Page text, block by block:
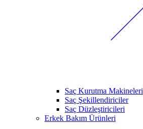
Saç Kurutma Makineleri
Saç Şekillendiriciler
Saç Düzleştiricileri
Erkek Bakım Ürünleri